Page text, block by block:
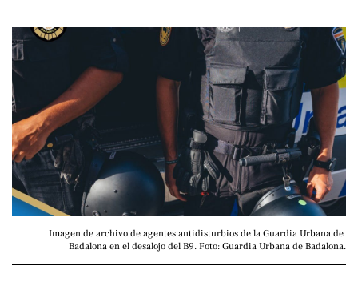
Imagen de archivo de agentes antidisturbios de la Guardia Urbana de
Badalona en el desalojo del B9. Foto: Guardia Urbana de Badalona.